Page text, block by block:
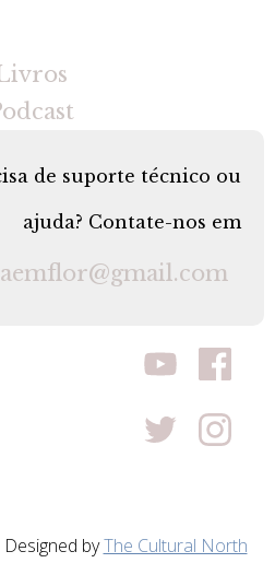
de suporte técnico ou
ajuda? Contate-nos em
byThe Cultural North